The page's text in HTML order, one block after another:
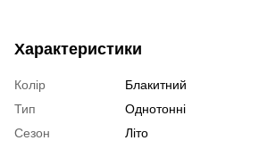
Характеристики
Колір
Блакитний
Тип
Однотонні
Сезон
Літо